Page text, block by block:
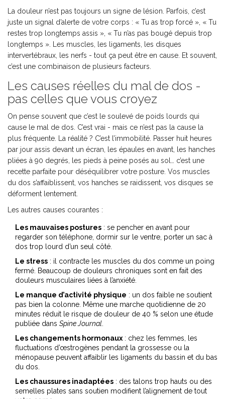
La douleur n’est pas toujours un signe de lésion. Parfois, c’est
juste un signal d’alerte de votre corps : « Tu as trop forcé », « Tu
restes trop longtemps assis », « Tu n’as pas bougé depuis trop
longtemps ». Les muscles, les ligaments, les disques
intervertébraux, les nerfs - tout ça peut être en cause. Et souvent,
c’est une combinaison de plusieurs facteurs.
Les causes réelles du mal de dos -
pas celles que vous croyez
On pense souvent que c’est le soulevé de poids lourds qui
cause le mal de dos. C’est vrai - mais ce n’est pas la cause la
plus fréquente. La réalité ? C’est l’immobilité. Passer huit heures
par jour assis devant un écran, les épaules en avant, les hanches
pliées à 90 degrés, les pieds à peine posés au sol… c’est une
recette parfaite pour déséquilibrer votre posture. Vos muscles
du dos s’affaiblissent, vos hanches se raidissent, vos disques se
déforment lentement.
Les autres causes courantes :
Les mauvaises postures : se pencher en avant pour
regarder son téléphone, dormir sur le ventre, porter un sac à
dos trop lourd d’un seul côté.
Le stress : il contracte les muscles du dos comme un poing
fermé. Beaucoup de douleurs chroniques sont en fait des
douleurs musculaires liées à l’anxiété.
Le manque d’activité physique : un dos faible ne soutient
pas bien la colonne. Même une marche quotidienne de 20
minutes réduit le risque de douleur de 40 % selon une étude
publiée dans Spine Journal
Les changements hormonaux : chez les femmes, les
fluctuations d’œstrogènes pendant la grossesse ou la
ménopause peuvent affaiblir les ligaments du bassin et du bas
du dos.
Les chaussures inadaptées : des talons trop hauts ou des
semelles plates sans soutien modifient l’alignement de tout